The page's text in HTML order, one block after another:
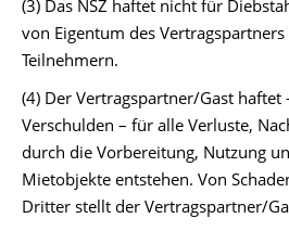
(3) Das NSZ haftet nicht für
von Eigentum des Vertragspartners
Teilnehmern.
(4) Der Vertragspartner/Gast haftet
Verschulden – für alle Verluste,
durch die Vorbereitung, Nutzung
Mietobjekte entstehen. Von
Dritter stellt der Vertragspartner/